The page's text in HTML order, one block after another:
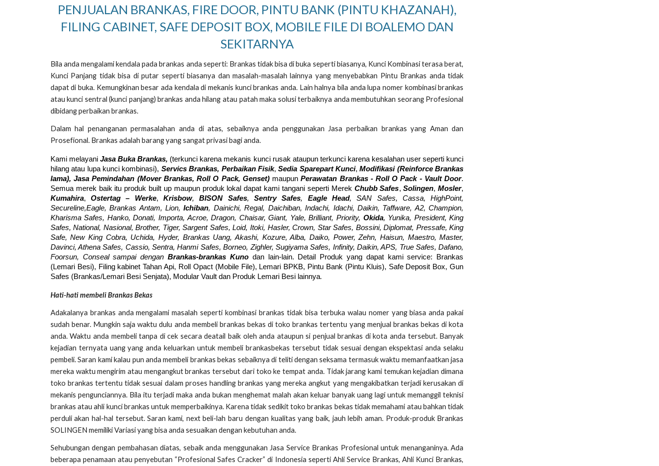
PENJUALAN BRANKAS, FIRE DOOR, PINTU BANK (PINTU KHAZANAH),
FILING CABINET, SAFE DEPOSIT BOX, MOBILE FILE DI BOALEMO DAN
SEKITARNYA
Bila anda mengalami kendala pada brankas anda seperti: Brankas tidak bisa di buka seperti biasanya, Kunci Kombinasi terasa berat,
Kunci Panjang tidak bisa di putar seperti biasanya dan masalah-masalah lainnya yang menyebabkan Pintu Brankas anda tidak
dapat di buka. Kemungkinan besar ada kendala di mekanis kunci brankas anda. Lain halnya bila anda lupa nomer kombinasi brankas
atau kunci sentral (kunci panjang) brankas anda hilang atau patah maka solusi terbaiknya anda membutuhkan seorang Profesional
dibidang perbaikan brankas.
Dalam hal penanganan permasalahan anda di atas, sebaiknya anda penggunakan Jasa perbaikan brankas yang Aman dan
Prosefional. Brankas adalah barang yang sangat privasi bagi anda.
Kami melayani Jasa Buka Brankas, (terkunci karena mekanis kunci rusak ataupun terkunci karena kesalahan user seperti kunci
hilang atau lupa kunci kombinasi), Servics Brankas, Perbaikan Fisik,Sedia Sparepart Kunci,Modifikasi (Reinforce Brankas
lama), Jasa Pemindahan (Mover Brankas,Roll O Pack, Genset)maupunPerawatan Brankas - Roll O Pack - Vault Door.
Semua merek baik itu produk built up maupun produk lokal dapat kami tangani seperti Merek Chubb Safes,Solingen,Mosler,
Kumahira,Ostertag – Werke,Krisbow,BISON Safes, Sentry Safes, Eagle Head, SAN Safes, Cassa, HighPoint,
Secureline,Eagle, Brankas Antam, Lion,Ichiban, Dainichi, Regal, Daichiban, Indachi, Idachi, Daikin, Taffware, A2, Champion,
Kharisma Safes, Hanko, Donati, Importa, Acroe, Dragon, Chaisar, Giant, Yale, Brilliant, Priority, Okida, Yunika, President, King
Safes, National, Nasional, Brother, Tiger, Sargent Safes, Loid, Itoki, Hasler, Crown, Star Safes, Bossini, Diplomat, Pressafe, King
Safe, New King Cobra, Uchida, Hyder, Brankas Uang, Akashi, Kozure, Alba, Daiko, Power, Zehn, Haisun, Maestro, Master,
Davinci, Athena Safes, Cassio, Sentra, Hanmi Safes, Borneo, Zighler, Sugiyama Safes, Infinity, Daikin, APS, True Safes, Dafano,
Foorsun, Conseal sampai denganBrankas-brankas Kunodan lain-lain. Detail Produk yang dapat kami service: Brankas
(Lemari Besi), Filing kabinet Tahan Api, Roll Opact (Mobile File), Lemari BPKB, Pintu Bank (Pintu Kluis), Safe Deposit Box, Gun
Safes (Brankas/Lemari Besi Senjata), Modular Vault dan Produk Lemari Besi lainnya.
Hati-hati membeli Brankas Bekas
Adakalanya brankas anda mengalami masalah seperti kombinasi brankas tidak bisa terbuka walau nomer yang biasa anda pakai
sudah benar. Mungkin saja waktu dulu anda membeli brankas bekas di toko brankas tertentu yang menjual brankas bekas di kota
anda. Waktu anda membeli tanpa di cek secara deatail baik oleh anda ataupun si penjual brankas di kota anda tersebut. Banyak
kejadian ternyata uang yang anda keluarkan untuk membeli brankasbekas tersebut tidak sesuai dengan ekspektasi anda selaku
pembeli. Saran kami kalau pun anda membeli brankas bekas sebaiknya di teliti dengan seksama termasuk waktu memanfaatkan jasa
mereka waktu mengirim atau mengangkut brankas tersebut dari toko ke tempat anda. Tidak jarang kami temukan kejadian dimana
toko brankas tertentu tidak sesuai dalam proses handling brankas yang mereka angkut yang mengakibatkan terjadi kerusakan di
mekanis pengunciannya. Bila itu terjadi maka anda bukan menghemat malah akan keluar banyak uang lagi untuk memanggil teknisi
brankas atau ahli kunci brankas untuk memperbaikinya. Karena tidak sedikit toko brankas bekas tidak memahami atau bahkan tidak
perduli akan hal-hal tersebut. Saran kami, next beli-lah baru dengan kualitas yang baik, jauh lebih aman. Produk-produk Brankas
SOLINGEN memiliki Variasi yang bisa anda sesuaikan dengan kebutuhan anda.
Sehubungan dengan pembahasan diatas, sebaik anda menggunakan Jasa Service Brankas Profesional untuk menanganinya. Ada
beberapa penamaan atau penyebutan “Profesional Safes Cracker” di Indonesia seperti Ahli Service Brankas, Ahli Kunci Brankas,